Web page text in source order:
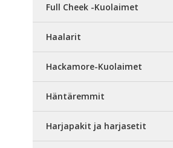
Full Cheek -Kuolaimet
Haalarit
Hackamore-Kuolaimet
Häntäremmit
Harjapakit ja harjasetit